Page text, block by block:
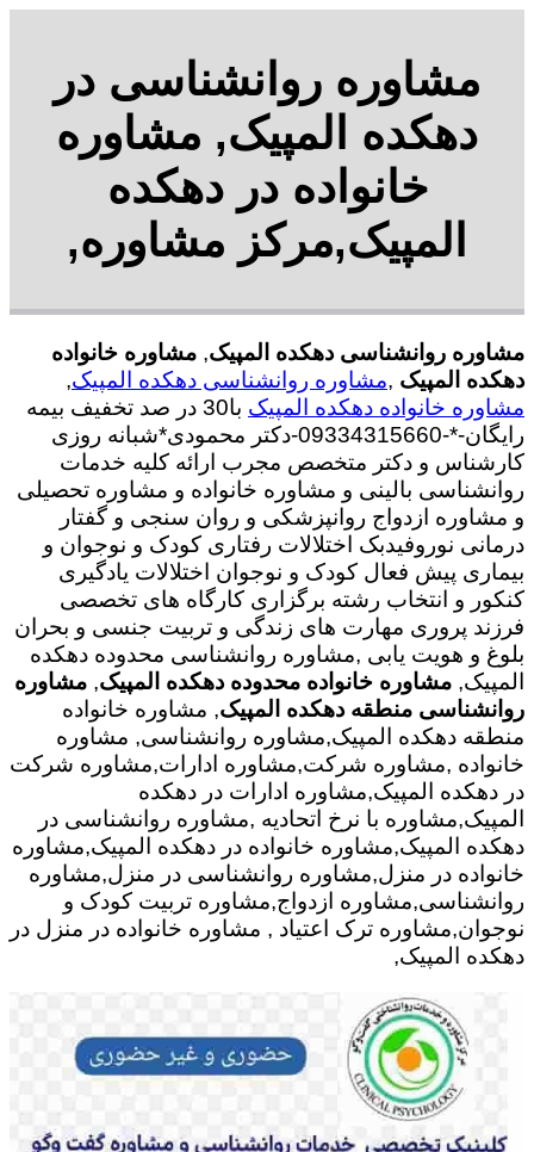
مشاوره روانشناسی در
دهکده المپیک, مشاوره
خانواده در دهکده
المپیک,مرکز مشاوره,
مشاوره روانشناسی دهکده المپیک, مشاوره خانواده
دهکده المپیک ,مشاوره روانشناسی دهکده المپیک,
مشاوره خانواده دهکده المپیک
با30 در صد تخفیف بیمه
رایگان-*-09334315660-دکتر محمودی*شبانه روزی
کارشناس و دکتر متخصص مجرب ارائه کلیه خدمات
روانشناسی بالینی و مشاوره خانواده و مشاوره تحصیلی
و مشاوره ازدواج روانپزشکی و روان سنجی و گفتار
درمانی نوروفیدبک اختلالات رفتاری کودک و نوجوان و
بیماری پیش فعال کودک و نوجوان اختلالات یادگیری
کنکور و انتخاب رشته برگزاری کارگاه های تخصصی
فرزند پروری مهارت های زندگی و تربیت جنسی و بحران
بلوغ و هویت یابی ,مشاوره روانشناسی محدوده دهکده
المپیک, مشاوره خانواده محدوده دهکده المپیک, مشاوره
روانشناسی منطقه دهکده المپیک, مشاوره خانواده
منطقه دهکده المپیک,مشاوره روانشناسی, مشاوره
خانواده ,مشاوره شرکت,مشاوره ادارات,مشاوره شرکت
در دهکده المپیک,مشاوره ادارات در دهکده
المپیک,مشاوره با نرخ اتحادیه ,مشاوره روانشناسی در
دهکده المپیک,مشاوره خانواده در دهکده المپیک,مشاوره
خانواده در منزل,مشاوره روانشناسی در منزل,مشاوره
روانشناسی,مشاوره ازدواج,مشاوره تربیت کودک و
نوجوان,مشاوره ترک اعتیاد , مشاوره خانواده در منزل در
دهکده المپیک,